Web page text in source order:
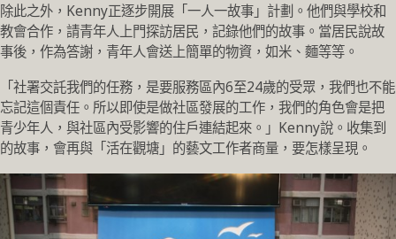
除此之外，Kenny正逐步開展「一人一故事」計劃。他們與學校和
教會合作，請青年人上門探訪居民，記錄他們的故事。當居民說故
事後，作為答謝，青年人會送上簡單的物資，如米、麵等等。
「社署交託我們的任務，是要服務區內6至24歲的受眾，我們也不能
忘記這個責任。所以即使是做社區發展的工作，我們的角色會是把
青少年人，與社區內受影響的住戶連結起來。」Kenny說。收集到
的故事，會再與「活在觀塘」的藝文工作者商量，要怎樣呈現。